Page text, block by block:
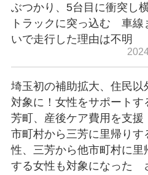
ぶつかり、5台目に衝突し横
トラックに突っ込む 車線
いで走行した理由は不明
埼玉初の補助拡大、住民以
対象に！女性をサポートす
芳町、産後ケア費用を支
市町村から三芳に里帰りす
性、三芳から他市町村に里
する女性も対象になった